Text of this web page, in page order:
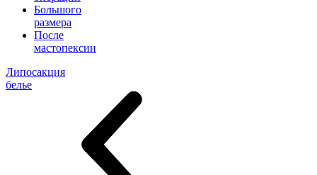
Большого
размера
После
мастопексии
Липосакция
белье